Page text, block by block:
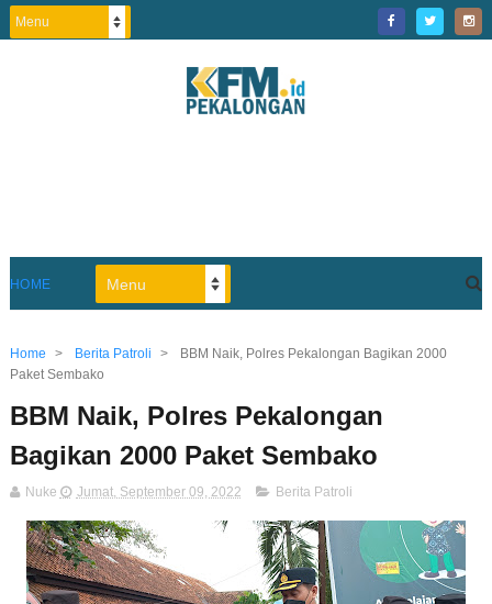
HOME
Home > Berita Patroli >
BBM Naik, Polres Pekalongan Bagikan 2000
Paket Sembako
BBM Naik, Polres Pekalongan
Bagikan 2000 Paket Sembako
Nuke Jumat, September 09, 2022 Berita Patroli